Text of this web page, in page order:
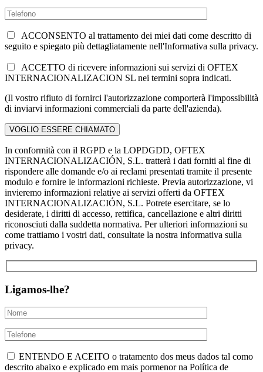
ACCONSENTO al trattamento dei miei dati come descritto di
seguito e spiegato più dettagliatamente nell'Informativa sulla privacy.
ACCETTO di ricevere informazioni sui servizi di OFTEX
INTERNACIONALIZACION SL nei termini sopra indicati.
(Il vostro rifiuto di fornirci l'autorizzazione comporterà l'impossibilità
di inviarvi informazioni commerciali da parte dell'azienda).
In conformità con il RGPD e la LOPDGDD, OFTEX
INTERNACIONALIZACIÓN, S.L. tratterà i dati forniti al fine di
rispondere alle domande e/o ai reclami presentati tramite il presente
modulo e fornire le informazioni richieste. Previa autorizzazione, vi
invieremo informazioni relative ai servizi offerti da OFTEX
INTERNACIONALIZACIÓN, S.L. Potrete esercitare, se lo
desiderate, i diritti di accesso, rettifica, cancellazione e altri diritti
riconosciuti dalla suddetta normativa. Per ulteriori informazioni su
come trattiamo i vostri dati, consultate la nostra informativa sulla
privacy.
Ligamos-lhe?
ENTENDO E ACEITO o tratamento dos meus dados tal como
descrito abaixo e explicado em mais pormenor na Política de